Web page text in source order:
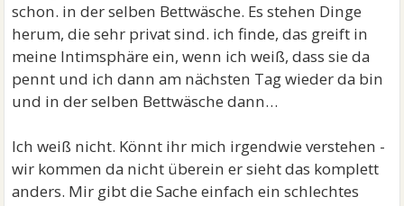
schon. in der selben Bettwäsche. Es stehen Dinge
herum, die sehr privat sind. ich finde, das greift in
meine Intimsphäre ein, wenn ich weiß, dass sie da
pennt und ich dann am nächsten Tag wieder da bin
und in der selben Bettwäsche dann…
Ich weiß nicht. Könnt ihr mich irgendwie verstehen -
wir kommen da nicht überein er sieht das komplett
anders. Mir gibt die Sache einfach ein schlechtes